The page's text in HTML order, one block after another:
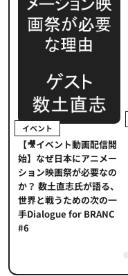
イベント
【🎥イベント動画配信開
始】なぜ日本にアニメー
ション映画祭が必要なの
か？ 数土直志氏が語る、
世界と戦うための次の一
手Dialogue for BRANC
#6